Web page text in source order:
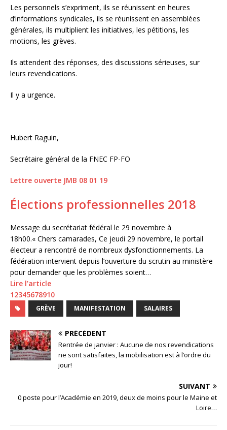
Les personnels s’expriment, ils se réunissent en heures
d’informations syndicales, ils se réunissent en assemblées
générales, ils multiplient les initiatives, les pétitions, les
motions, les grèves.
Ils attendent des réponses, des discussions sérieuses, sur
leurs revendications.
Il y a urgence.
Hubert Raguin,
Secrétaire général de la FNEC FP-FO
Lettre ouverte JMB 08 01 19
Élections professionnelles 2018
Message du secrétariat fédéral le 29 novembre à
18h00.« Chers camarades, Ce jeudi 29 novembre, le portail
électeur a rencontré de nombreux dysfonctionnements. La
fédération intervient depuis l’ouverture du scrutin au ministère
pour demander que les problèmes soient…
Lire l’article
12345678910
GRÈVE MANIFESTATION SALAIRES
PRÉCÉDENT
Rentrée de janvier : Aucune de nos revendications
ne sont satisfaites, la mobilisation est à l’ordre du
jour!
SUIVANT
0 poste pour l’Académie en 2019, deux de moins pour le Maine et
Loire…